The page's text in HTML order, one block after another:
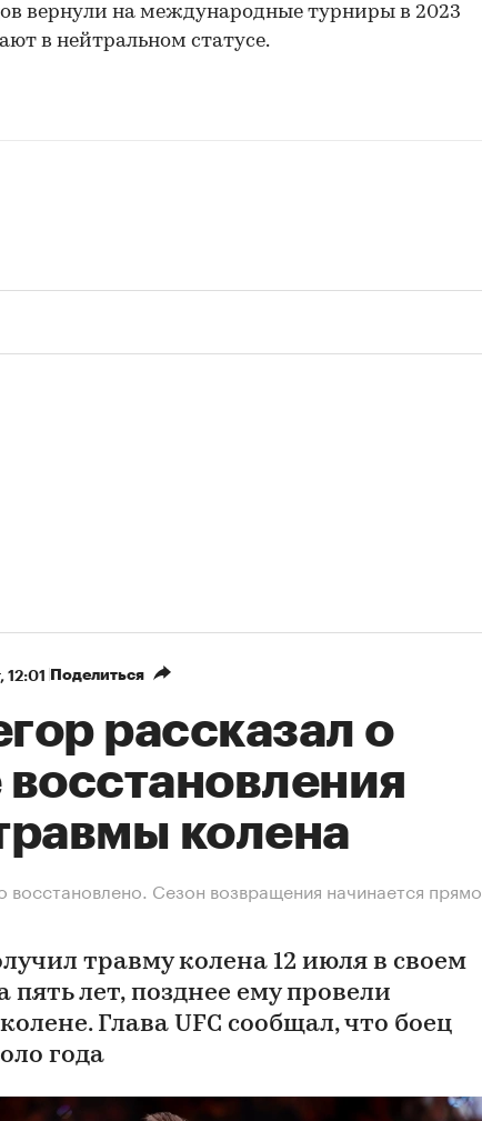
вернули на международные турниры в 2023
в нейтральном статусе.
12:01 Поделиться
рассказал о
восстановления
колена
восстановлено. Сезон возвращения начинается прямо
травму колена 12 июля в своем
пять лет, позднее ему провели
Глава UFC сообщал, что боец
года